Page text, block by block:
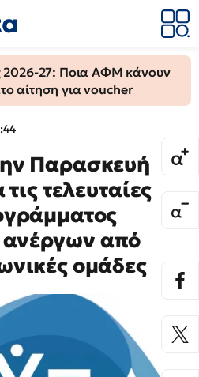
2026-27: Ποια ΑΦΜ κάνουν
αίτηση για voucher
Παρασκευή
τελευταίες
από
ομάδες